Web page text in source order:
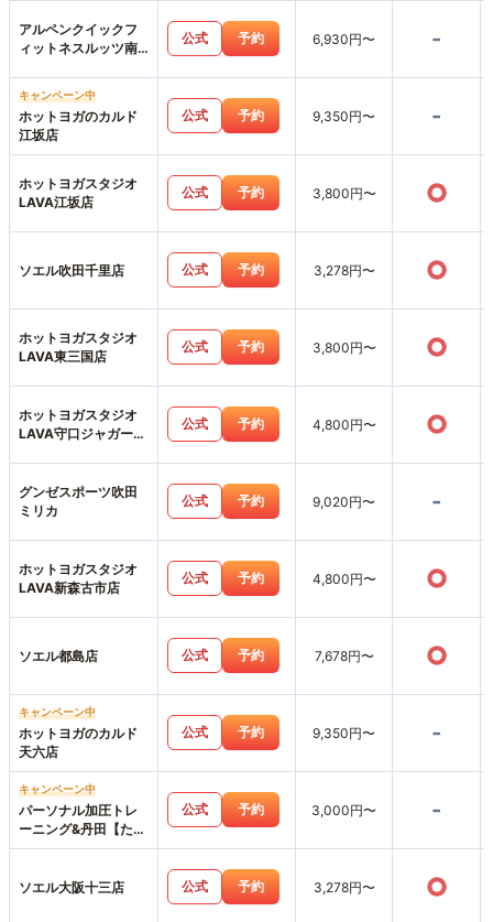
アルペンクイックフ
ィットネスルッツ南
公式 予約 6,930円〜 -
キャンペーン中
ホットヨガのカルド
江坂店
公式 予約 9,350円〜 -
ホットヨガスタジオ
LAVA江坂店
公式 予約 3,800円〜 ○
ソエル吹田千里店 公式 予約 3,278円〜 ○
ホットヨガスタジオ
LAVA東三国店
公式 予約 3,800円〜 ○
ホットヨガスタジオ
LAVA守口ジャガータ
公式 予約 4,800円〜 ○
グンゼスポーツ吹田
ミリカ
公式 予約 9,020円〜 -
ホットヨガスタジオ
LAVA新森古市店
公式 予約 4,800円〜 ○
ソエル都島店 公式 予約 7,678円〜 ○
キャンペーン中
ホットヨガのカルド
天六店
公式 予約 9,350円〜 -
キャンペーン中
パーソナル加圧トレ
ーニング&丹田【たん
でん】波動整体スタ
ツニニナナ-
公式 予約 3,000円〜 -
ソエル大阪十三店 公式 予約 3,278円〜 ○